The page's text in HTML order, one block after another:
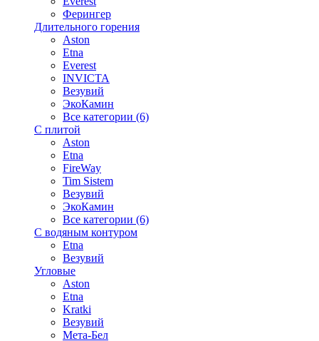
Ферингер
Длительного горения
Aston
Etna
Everest
INVICTA
Везувий
ЭкоКамин
Все категории (6)
С плитой
Aston
Etna
FireWay
Tim Sistem
Везувий
ЭкоКамин
Все категории (6)
С водяным контуром
Etna
Везувий
Угловые
Aston
Etna
Kratki
Везувий
Мета-Бел